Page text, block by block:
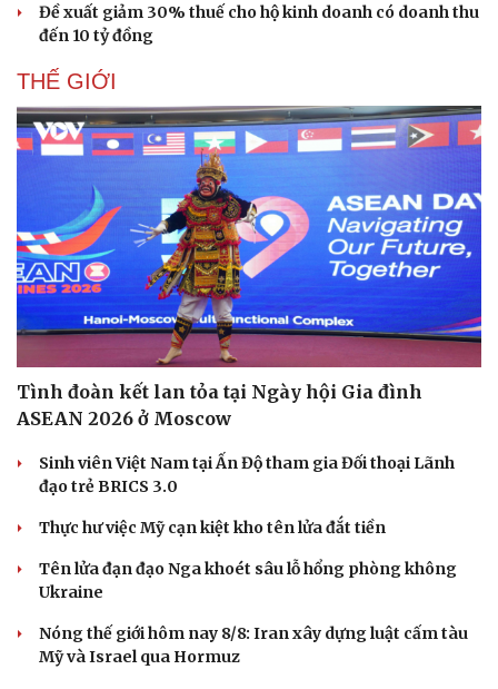
Thể thao
Bóng đá
Lịch thi đấu bóng đá
Thế giới thể thao
eSports
Hậu trường
Ô tô - Xe máy
Xe máy
Tư vấn
Đề xuất giảm 30% thuế cho hộ kinh doanh có doanh thu
đến 10 tỷ đồng
THẾ GIỚI
Tình đoàn kết lan tỏa tại Ngày hội Gia đình
ASEAN 2026 ở Moscow
Sinh viên Việt Nam tại Ấn Độ tham gia Đối thoại Lãnh
đạo trẻ BRICS 3.0
Thực hư việc Mỹ cạn kiệt kho tên lửa đắt tiền
Tên lửa đạn đạo Nga khoét sâu lỗ hổng phòng không
Ukraine
Nóng thế giới hôm nay 8/8: Iran xây dựng luật cấm tàu
Mỹ và Israel qua Hormuz